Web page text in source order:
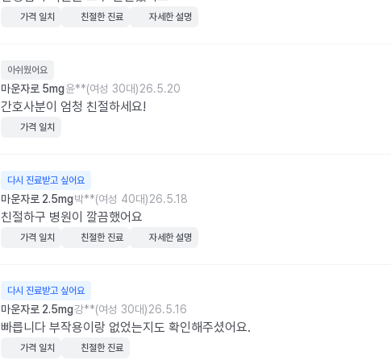
가격 일치 친절한 진료 자세한 설명
아쉬웠어요
마운자로 5mg윤**(여성 30대)26.5.20
간호사분이 엄청 친절하세요!
가격 일치
다시 진료받고 싶어요
마운자로 2.5mg박**(여성 40대)26.5.18
친절하구 병원이 깔끔했어요
가격 일치 친절한 진료 자세한 설명
다시 진료받고 싶어요
마운자로 2.5mg강**(여성 30대)26.5.16
빠릅니다 부작용이랑 없었는지도 확인해주셨어요.
가격 일치 친절한 진료